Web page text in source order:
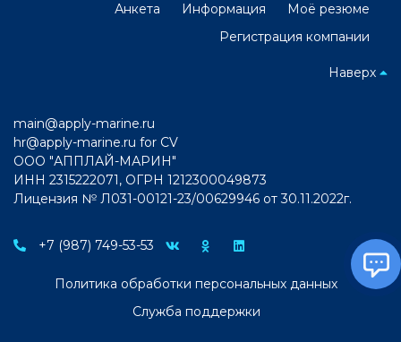
Анкета
Информация
Моё резюме
Регистрация компании
Наверх
main@apply-marine.ru
hr@apply-marine.ru for CV
ООО "АППЛАЙ-МАРИН"
ИНН 2315222071, ОГРН 1212300049873
Лицензия № Л031-00121-23/00629946 от 30.11.2022г.
+7 (987) 749-53-53
Политика обработки персональных данных
Служба поддержки